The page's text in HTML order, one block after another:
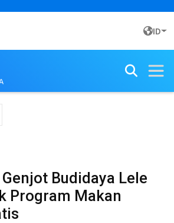
ID
Budidaya Lele
Program Makan